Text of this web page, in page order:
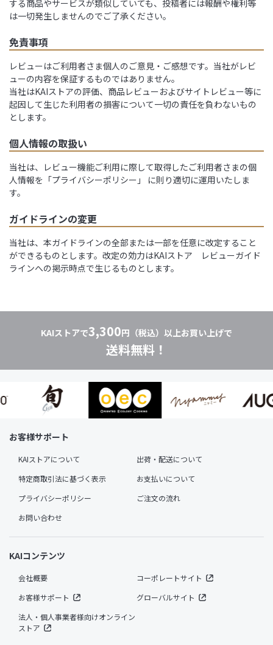
する商品やサービスが類似していても、投稿者には報酬や権利等
は一切発生しませんのでご了承ください。
免責事項
レビューはご利用者さま個人のご意見・ご感想です。当社がレビ
ューの内容を保証するものではありません。
当社はKAIストアの評価、商品レビューおよびサイトレビュー等に
起因して生じた利用者の損害について一切の責任を負わないもの
とします。
個人情報の取扱い
当社は、レビュー機能ご利用に際して取得したご利用者さまの個
人情報を 「プライバシーポリシー」
に則り適切に運用いたしま
す。
ガイドラインの変更
当社は、本ガイドラインの全部または一部を任意に改定すること
ができるものとします。改定の効力はKAIストア レビューガイド
ラインへの掲示時点で生じるものとします。
KAIストアで3,300円（税込）以上お買い上げで
送料無料！
お客様サポート
KAIストアについて
出荷・配送について
特定商取引法に基づく表示
お支払いについて
プライバシーポリシー
ご注文の流れ
お問い合わせ
KAIコンテンツ
会社概要
コーポレートサイト
お客様サポート
グローバルサイト
法人・個人事業者様向けオンライン
ストア